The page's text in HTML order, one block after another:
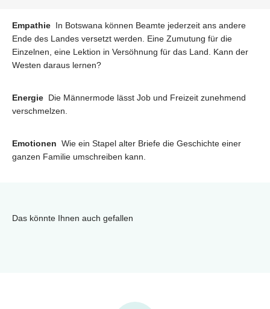
Empathie In Botswana können Beamte jederzeit ans andere
Ende des Landes versetzt werden. Eine Zumutung für die
Einzelnen, eine Lektion in Versöhnung für das Land. Kann der
Westen daraus lernen?
Energie Die Männermode lässt Job und Freizeit zunehmend
verschmelzen.
Emotionen Wie ein Stapel alter Briefe die Geschichte einer
ganzen Familie umschreiben kann.
Das könnte Ihnen auch gefallen